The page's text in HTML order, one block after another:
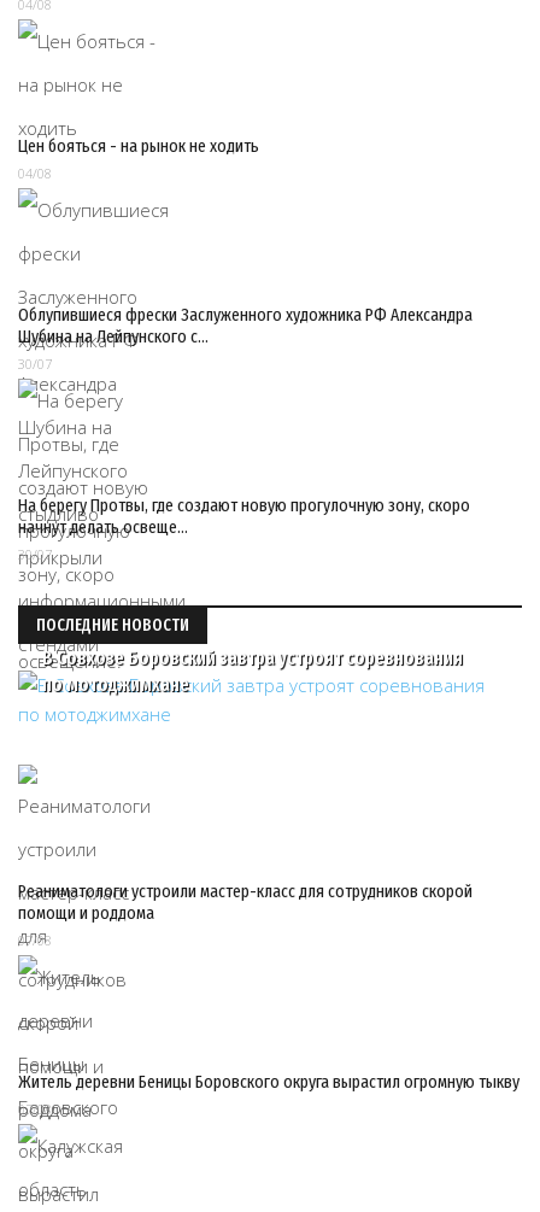
04/08
Цен бояться - на рынок не ходить
04/08
Облупившиеся фрески Заслуженного художника РФ Александра
Шубина на Лейпунского с…
30/07
На берегу Протвы, где создают новую прогулочную зону, скоро
начнут делать освеще…
30/07
ПОСЛЕДНИЕ НОВОСТИ
В Совхозе Боровский завтра устроят соревнования
по мотоджимхане
Реаниматологи устроили мастер-класс для сотрудников скорой
помощи и роддома
07/08
Житель деревни Беницы Боровского округа вырастил огромную тыкву
07/08